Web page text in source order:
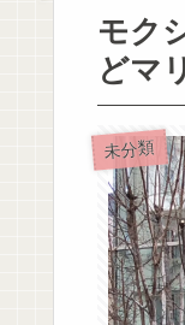
モク
どマ
未分類